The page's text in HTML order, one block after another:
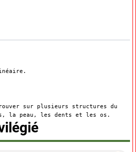
en
en
sur plusieurs structures du
la peau, les dents et les os.
: